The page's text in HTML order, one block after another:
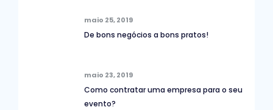
maio 25, 2019
De bons negócios a bons pratos!
maio 23, 2019
Como contratar uma empresa para o seu
evento?